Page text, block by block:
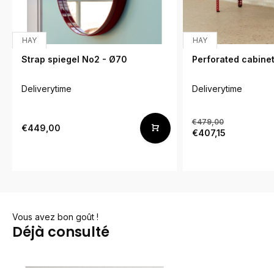
HAY
Strap spiegel No2 - Ø70
Deliverytime
€449,00
HAY
Perforated
Deliverytime
€479,00
€407,15
Vous avez bon goût !
Déjà consulté